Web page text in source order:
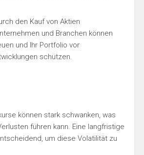
den Kauf von Aktien
und Branchen können
und Ihr Portfolio vor
schützen.
können stark schwanken, was
führen kann. Eine langfristige
um diese Volatilität zu